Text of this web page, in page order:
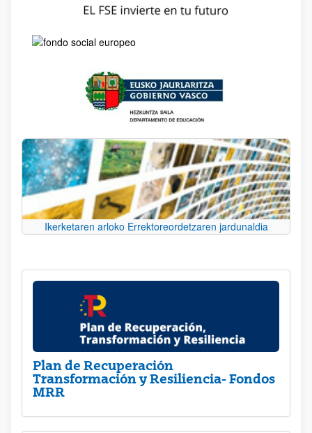
Ikerketaren arloko Errektoreordetzaren jardunaldia
Plan de Recuperación
Transformación y Resiliencia- Fondos
MRR